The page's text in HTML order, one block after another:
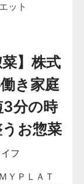
ット
】株式
き家庭
3分の時
お惣菜
フ
ＹＰＬＡＴ